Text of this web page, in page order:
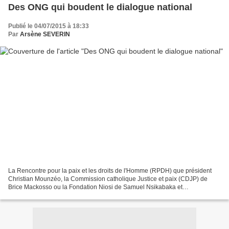
Des ONG qui boudent le dialogue national
Publié le 04/07/2015 à 18:33
Par Arsène SEVERIN
La Rencontre pour la paix et les droits de l'Homme (RPDH) que président
Christian Mounzéo, la Commission catholique Justice et paix (CDJP) de
Brice Mackosso ou la Fondation Niosi de Samuel Nsikabaka et